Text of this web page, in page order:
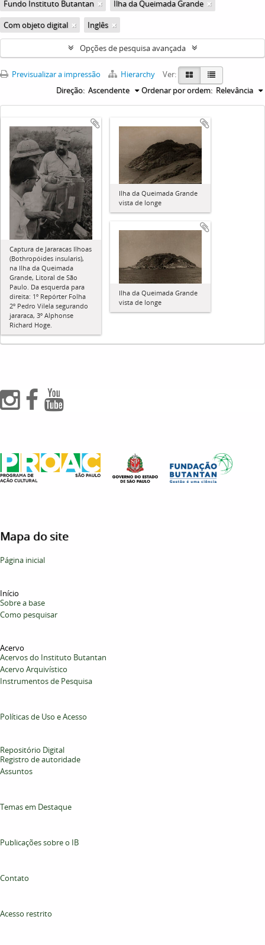
Fundo Instituto Butantan
Ilha da Queimada Grande
Com objeto digital
Inglês
Opções de pesquisa avançada
Previsualizar a impressão Hierarchy
Ver:
Ordenar por ordem: Relevância
Direção: Ascendente
Captura de Jararacas Ilhoas
(Bothropóides insularis),
na Ilha da Queimada
Grande, Litoral de São
Paulo. Da esquerda para
direita: 1º Repórter Folha
2º Pedro Vilela segurando
jararaca, 3º Alphonse
Richard Hoge.
Ilha da Queimada Grande
vista de longe
Ilha da Queimada Grande
vista de longe
Mapa do site
Página inicial
Início
Sobre a base
Como pesquisar
Acervo
Acervos do Instituto Butantan
Acervo Arquivístico
Instrumentos de Pesquisa
Políticas de Uso e Acesso
Repositório Digital
Registro de autoridade
Assuntos
Temas em Destaque
Publicações sobre o IB
Contato
Acesso restrito